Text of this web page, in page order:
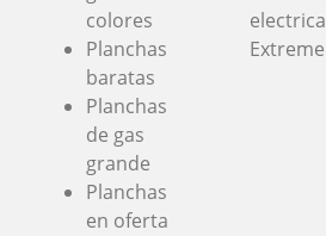
colores
Planchas
baratas
Planchas
de gas
grande
Planchas
en oferta
Extreme